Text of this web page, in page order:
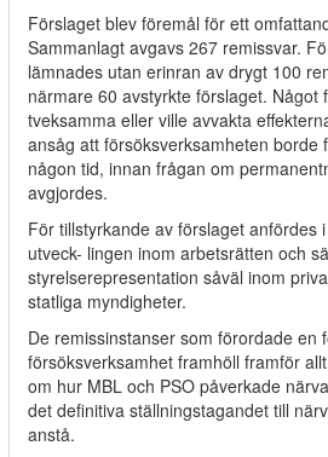
Förslaget blev föremål för ett
Sammanlagt avgavs 267 remissvar.
lämnades utan erinran av drygt 100
närmare 60 avstyrkte förslaget. Något
tveksamma eller ville avvakta
ansåg att försöksverksamheten borde
någon tid, innan frågan om
avgjordes.
För tillstyrkande av förslaget anfördes
utveck- lingen inom arbetsrätten och
styrelserepresentation såväl inom
statliga myndigheter.
De remissinstanser som förordade en
försöksverksamhet framhöll framför
om hur MBL och PSO påverkade
det definitiva ställningstagandet till
anstå.